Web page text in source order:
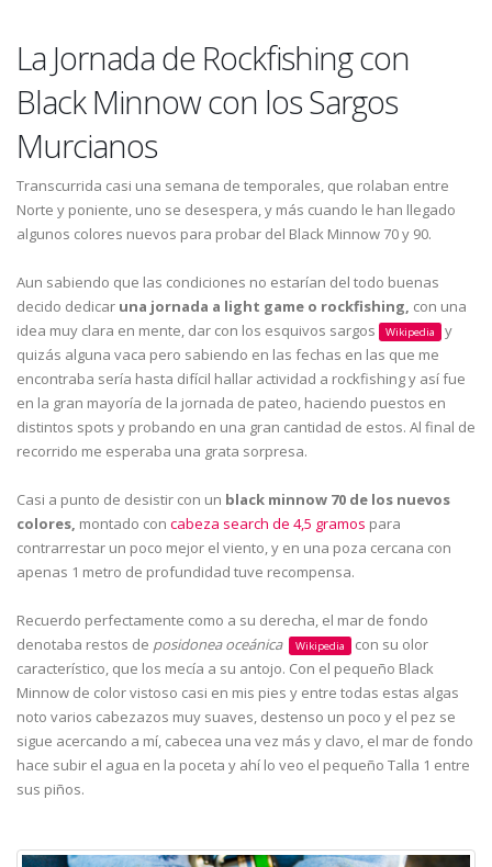
La Jornada de Rockfishing con
Black Minnow con los Sargos
Murcianos
Transcurrida casi una semana de temporales, que rolaban entre
Norte y poniente, uno se desespera, y más cuando le han llegado
algunos colores nuevos para probar del Black Minnow 70 y 90.
Aun sabiendo que las condiciones no estarían del todo buenas
decido dedicar una jornada a light game o rockfishing, con una
idea muy clara en mente, dar con los esquivos sargos
Wikipedia y
quizás alguna vaca pero sabiendo en las fechas en las que me
encontraba sería hasta difícil hallar actividad a rockfishing y así fue
en la gran mayoría de la jornada de pateo, haciendo puestos en
distintos spots y probando en una gran cantidad de estos. Al final de
recorrido me esperaba una grata sorpresa.
Casi a punto de desistir con un black minnow 70 de los nuevos
colores, montado con cabeza search de 4,5 gramos para
contrarrestar un poco mejor el viento, y en una poza cercana con
apenas 1 metro de profundidad tuve recompensa.
Recuerdo perfectamente como a su derecha, el mar de fondo
denotaba restos de posidonea oceánica Wikipedia con su olor
característico, que los mecía a su antojo. Con el pequeño Black
Minnow de color vistoso casi en mis pies y entre todas estas algas
noto varios cabezazos muy suaves, destenso un poco y el pez se
sigue acercando a mí, cabecea una vez más y clavo, el mar de fondo
hace subir el agua en la poceta y ahí lo veo el pequeño Talla 1 entre
sus piños.